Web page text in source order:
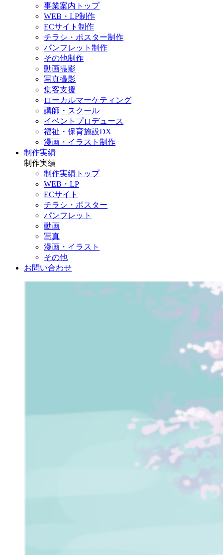
事業案内トップ
WEB・LP制作
ECサイト制作
チラシ・ポスター制作
パンフレット制作
その他制作
動画撮影
写真撮影
集客支援
ローカルマーケティング
講師・スクール
イベントプロデュース
福祉・保育施設DX
漫画・イラスト制作
制作実績
制作実績
制作実績トップ
WEB・LP
ECサイト
チラシ・ポスター
パンフレット
動画
写真
漫画・イラスト
その他
お問い合わせ